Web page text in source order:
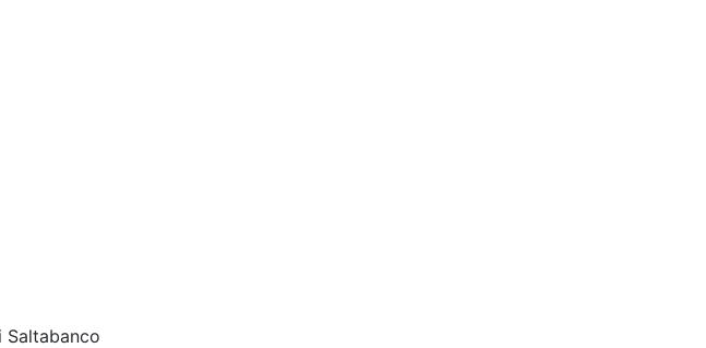
Saltabanco